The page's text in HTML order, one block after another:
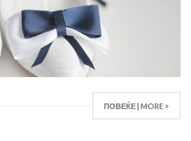
ПОВЕЌЕ | MORE >